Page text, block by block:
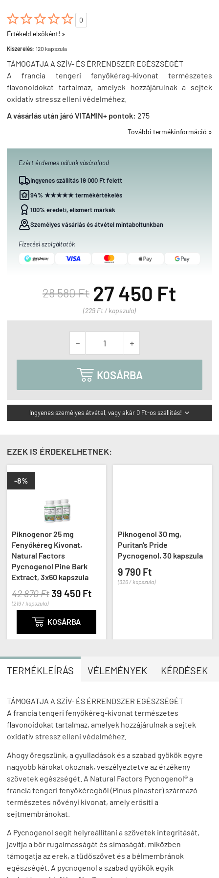

0
Értékeld elsőként! »
Kiszerelés: 120 kapszula
TÁMOGATJA A SZÍV- ÉS ÉRRENDSZER EGÉSZSÉGÉT
A francia tengeri fenyőkéreg-kivonat természetes
flavonoidokat tartalmaz, amelyek hozzájárulnak a sejtek
oxidatív stressz elleni védelméhez.
A vásárlás után járó VITAMIN+ pontok: 275
További termékinformáció »
Ezért érdemes nálunk vásárolnod
Ingyenes szállítás 19 000 Ft felett
94% ★★★★★ termékértékelés
100% eredeti, elismert márkák
Személyes vásárlás és átvétel mintaboltunkban
Fizetési szolgáltatók
28 580 Ft 27 450 Ft
(229 Ft / kapszula)
 
 KOSÁRBA
Ingyenes személyes átvétel, vagy akár 0 Ft-os szállítás! 
EZEK IS ÉRDEKELHETNEK:
-8%
Piknogenor 25 mg
Fenyőkéreg Kivonat,
Natural Factors
Pycnogenol Pine Bark
Extract, 3x60 kapszula
42 870 Ft39 450 Ft
(219 / kapszula)
 KOSÁRBA
Piknogenol 30 mg,
Puritan's Pride
Pycnogenol, 30 kapszula
9 790 Ft
(326 / kapszula)
TERMÉKLEÍRÁS VÉLEMÉNYEK KÉRDÉSEK
TÁMOGATJA A SZÍV- ÉS ÉRRENDSZER EGÉSZSÉGÉT
A francia tengeri fenyőkéreg-kivonat természetes
flavonoidokat tartalmaz, amelyek hozzájárulnak a sejtek
oxidatív stressz elleni védelméhez.
Ahogy öregszünk, a gyulladások és a szabad gyökök egyre
nagyobb károkat okoznak, veszélyeztetve az érzékeny
szövetek egészségét. A Natural Factors Pycnogenol® a
francia tengeri fenyőkéregből (Pinus pinaster) származó
természetes növényi kivonat, amely erősíti a
sejtmembránokat.
A Pycnogenol segít helyreállítani a szövetek integritását,
javítja a bőr rugalmasságát és simaságát, miközben
támogatja az erek, a tüdőszövet és a bélmembránok
egészségét. A pycnogenol a szabad gyökök egyik